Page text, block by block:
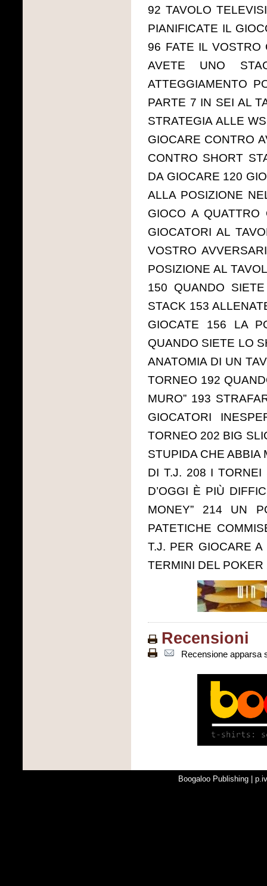
92 TAVOLO
PIANIFICATE IL
96 FATE IL VOSTRO
AVETE UNO
ATTEGGIAMENTO
PARTE 7 IN SEI AL
STRATEGIA ALLE
GIOCARE CONTRO
CONTRO SHORT
DA GIOCARE 120
ALLA POSIZIONE
GIOCO A
GIOCATORI AL
VOSTRO
POSIZIONE AL
150 QUANDO
STACK 153
GIOCATE 156 LA
QUANDO SIETE LO
ANATOMIA DI UN
TORNEO 192
MURO” 193
GIOCATORI
TORNEO 202 BIG
STUPIDA CHE ABBIA
DI T.J. 208 I TORNEI
D’OGGI È PIÙ
MONEY” 214 UN
PATETICHE
T.J. PER GIOCARE
TERMINI DEL POKER
Recensioni
Recensione apparsa
Boogaloo Publishing |